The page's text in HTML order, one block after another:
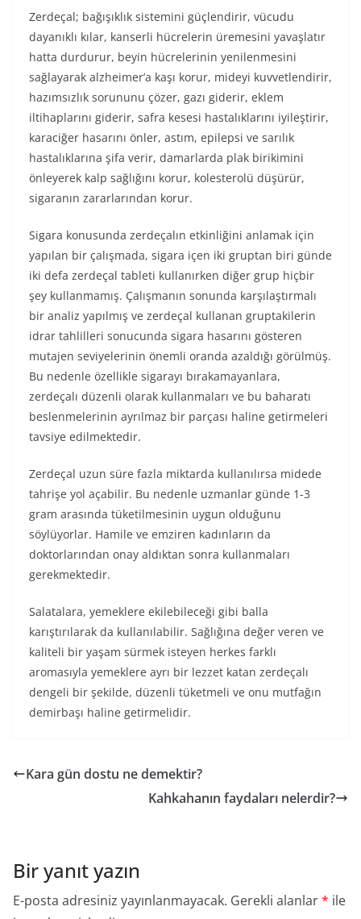
Zerdeçal; bağışıklık sistemini güçlendirir, vücudu
dayanıklı kılar, kanserli hücrelerin üremesini yavaşlatır
hatta durdurur, beyin hücrelerinin yenilenmesini
sağlayarak alzheimer’a kaşı korur, mideyi kuvvetlendirir,
hazımsızlık sorununu çözer, gazı giderir, eklem
iltihaplarını giderir, safra kesesi hastalıklarını iyileştirir,
karaciğer hasarını önler, astım, epilepsi ve sarılık
hastalıklarına şifa verir, damarlarda plak birikimini
önleyerek kalp sağlığını korur, kolesterolü düşürür,
sigaranın zararlarından korur.
Sigara konusunda zerdeçalın etkinliğini anlamak için
yapılan bir çalışmada, sigara içen iki gruptan biri günde
iki defa zerdeçal tableti kullanırken diğer grup hiçbir
şey kullanmamış. Çalışmanın sonunda karşılaştırmalı
bir analiz yapılmış ve zerdeçal kullanan gruptakilerin
idrar tahlilleri sonucunda sigara hasarını gösteren
mutajen seviyelerinin önemli oranda azaldığı görülmüş.
Bu nedenle özellikle sigarayı bırakamayanlara,
zerdeçalı düzenli olarak kullanmaları ve bu baharatı
beslenmelerinin ayrılmaz bir parçası haline getirmeleri
tavsiye edilmektedir.
Zerdeçal uzun süre fazla miktarda kullanılırsa midede
tahrişe yol açabilir. Bu nedenle uzmanlar günde 1-3
gram arasında tüketilmesinin uygun olduğunu
söylüyorlar. Hamile ve emziren kadınların da
doktorlarından onay aldıktan sonra kullanmaları
gerekmektedir.
Salatalara, yemeklere ekilebileceği gibi balla
karıştırılarak da kullanılabilir. Sağlığına değer veren ve
kaliteli bir yaşam sürmek isteyen herkes farklı
aromasıyla yemeklere ayrı bir lezzet katan zerdeçalı
dengeli bir şekilde, düzenli tüketmeli ve onu mutfağın
demirbaşı haline getirmelidir.
Kara gün dostu ne demektir?
Kahkahanın faydaları nelerdir?
Bir yanıt yazın
E-posta adresiniz yayınlanmayacak. Gerekli alanlar* ile